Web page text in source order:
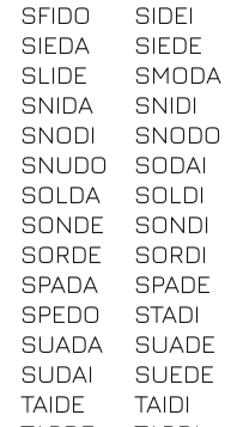
SFIDO
SIDEI
SIEDA
SIEDE
SLIDE
SMODA
SNIDA
SNIDI
SNODI
SNODO
SNUDO
SODAI
SOLDA
SOLDI
SONDE
SONDI
SORDE
SORDI
SPADA
SPADE
SPEDO
STADI
SUADA
SUADE
SUDAI
SUEDE
TAIDE
TAIDI